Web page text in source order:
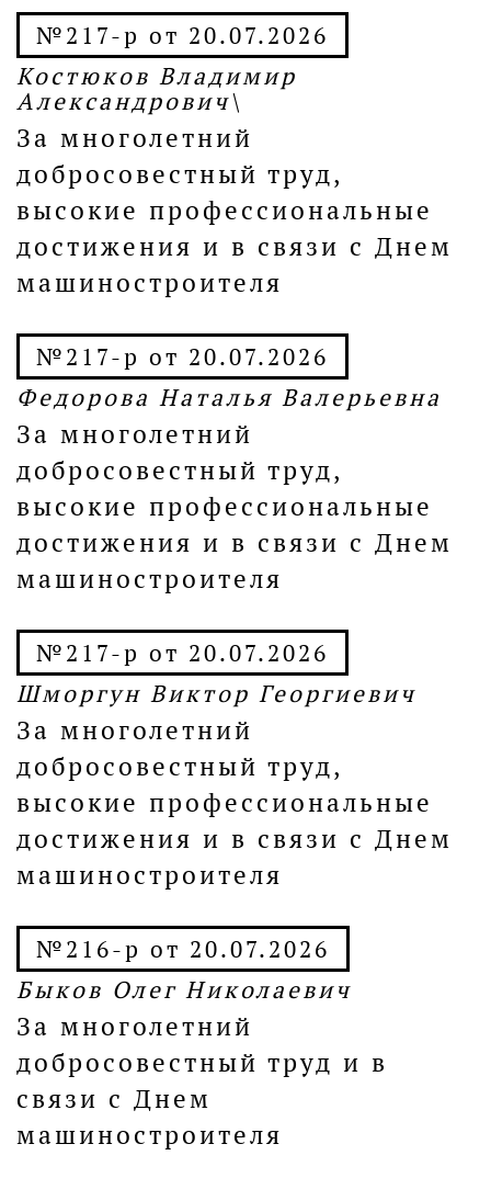
№217-р от 20.07.2026
Костюков Владимир
Александрович\
За многолетний
добросовестный труд,
высокие профессиональные
достижения и в связи с Днем
машиностроителя
№217-р от 20.07.2026
Федорова Наталья Валерьевна
За многолетний
добросовестный труд,
высокие профессиональные
достижения и в связи с Днем
машиностроителя
№217-р от 20.07.2026
Шморгун Виктор Георгиевич
За многолетний
добросовестный труд,
высокие профессиональные
достижения и в связи с Днем
машиностроителя
№216-р от 20.07.2026
Быков Олег Николаевич
За многолетний
добросовестный труд и в
связи с Днем
машиностроителя